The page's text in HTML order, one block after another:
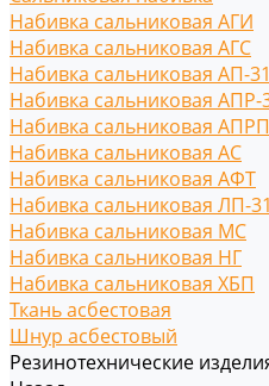
Набивка сальниковая АГИ
Набивка сальниковая АГС
Набивка сальниковая АП-31
Набивка сальниковая АПР-
Набивка сальниковая
Набивка сальниковая АС
Набивка сальниковая АФТ
Набивка сальниковая ЛП-31
Набивка сальниковая МС
Набивка сальниковая НГ
Набивка сальниковая ХБП
Ткань асбестовая
Шнур асбестовый
Резинотехнические